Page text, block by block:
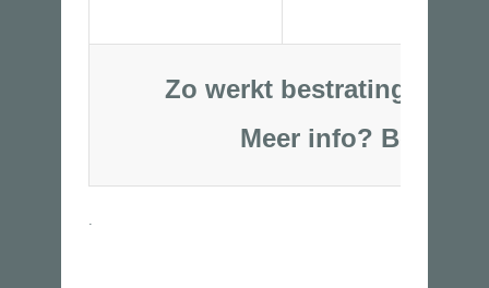
Zo werkt
Meer info? Bel
.